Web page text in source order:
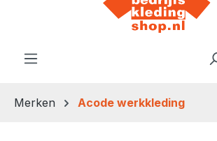
Merken Acode werkkleding